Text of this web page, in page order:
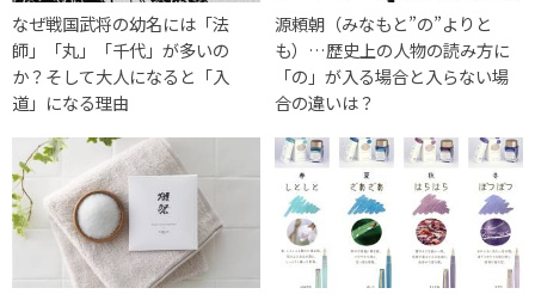
なぜ戦国武将の幼名には「法
師」「丸」「千代」が多いの
か？そして大人になると「入
道」になる理由
源頼朝（みなもと”の”よりと
も）…歴史上の人物の読み方に
「の」が入る場合と入らない場
合の違いは？